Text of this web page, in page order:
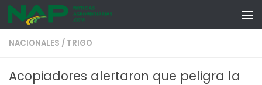
Skip to content
NACIONALES / TRIGO
Acopiadores alertaron que peligra la